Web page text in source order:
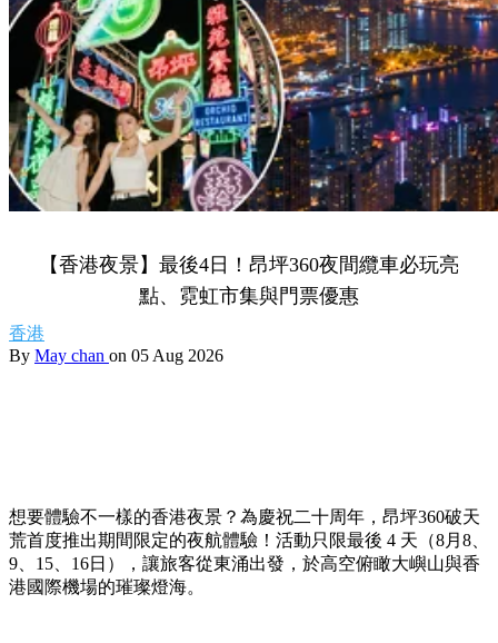
【香港夜景】最後4日！昂坪360夜間纜車必玩亮
點、霓虹市集與門票優惠
香港
By May chan on 05 Aug 2026
想要體驗不一樣的香港夜景？為慶祝二十周年，昂坪360破天
荒首度推出期間限定的夜航體驗！活動只限最後 4 天（8月8、
9、15、16日），讓旅客從東涌出發，於高空俯瞰大嶼山與香
港國際機場的璀璨燈海。